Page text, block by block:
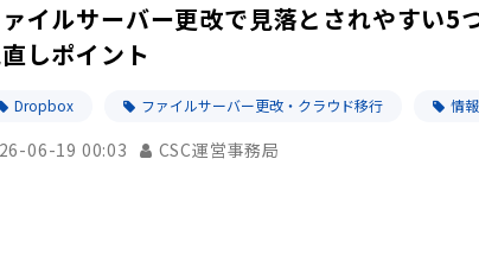
イルサーバー更改で見落とされやすい5
しポイント
Dropbox ファイルサーバー更改・クラウド移行 情
06-19 00:03 CSC運営事務局